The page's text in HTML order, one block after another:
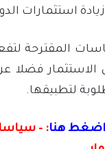
استثمارات
المقترحة
الاستثمار فضلا
لتطبيقها.
اضغط هنا: –